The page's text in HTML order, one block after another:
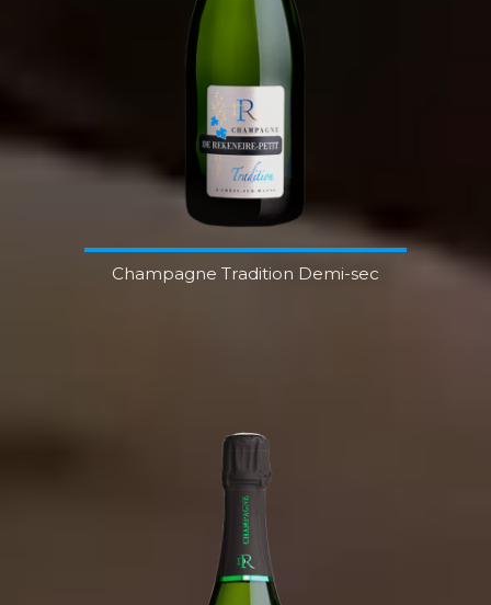
Champagne Tradition Demi-sec